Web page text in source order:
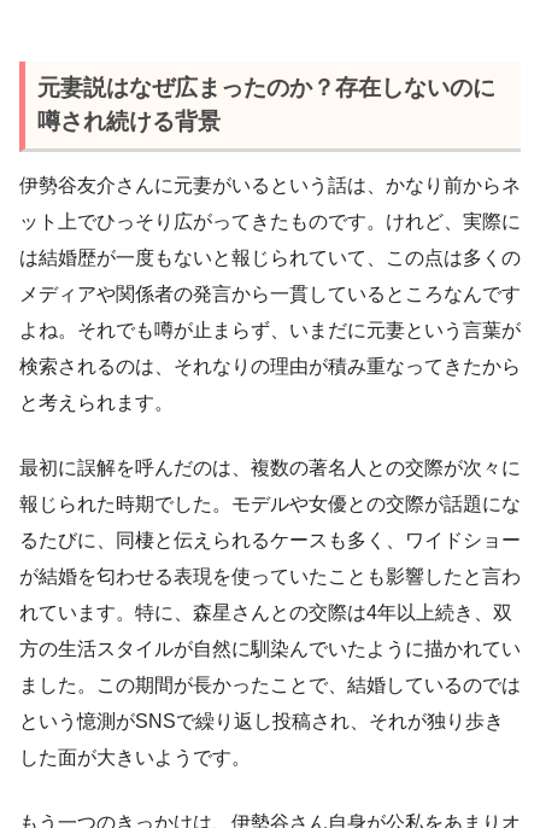
元妻説はなぜ広まったのか？存在しないのに
噂され続ける背景
伊勢谷友介さんに元妻がいるという話は、かなり前からネ
ット上でひっそり広がってきたものです。けれど、実際に
は結婚歴が一度もないと報じられていて、この点は多くの
メディアや関係者の発言から一貫しているところなんです
よね。それでも噂が止まらず、いまだに元妻という言葉が
検索されるのは、それなりの理由が積み重なってきたから
と考えられます。
最初に誤解を呼んだのは、複数の著名人との交際が次々に
報じられた時期でした。モデルや女優との交際が話題にな
るたびに、同棲と伝えられるケースも多く、ワイドショー
が結婚を匂わせる表現を使っていたことも影響したと言わ
れています。特に、森星さんとの交際は4年以上続き、双
方の生活スタイルが自然に馴染んでいたように描かれてい
ました。この期間が長かったことで、結婚しているのでは
という憶測がSNSで繰り返し投稿され、それが独り歩き
した面が大きいようです。
もう一つのきっかけは、伊勢谷さん自身が公私をあまりオ